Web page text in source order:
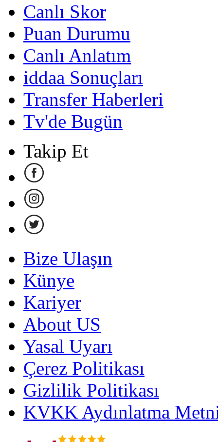
Canlı Skor
Puan Durumu
Canlı Anlatım
iddaa Sonuçları
Transfer Haberleri
Tv'de Bugün
Takip Et
Bize Ulaşın
Künye
Kariyer
About US
Yasal Uyarı
Çerez Politikası
Gizlilik Politikası
KVKK Aydınlatma